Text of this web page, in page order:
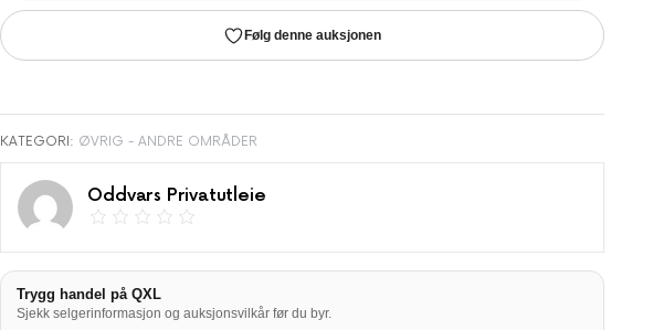
Følg denne auksjonen
KATEGORI: ØVRIG - ANDRE OMRÅDER
Oddvars Privatutleie
Trygg handel på QXL
Sjekk selgerinformasjon og auksjonsvilkår før du byr.